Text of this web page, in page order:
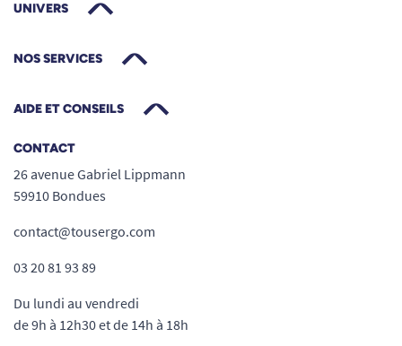
UNIVERS
NOS SERVICES
AIDE ET CONSEILS
CONTACT
26 avenue Gabriel Lippmann
59910 Bondues
contact@tousergo.com
03 20 81 93 89
Du lundi au vendredi
de 9h à 12h30 et de 14h à 18h